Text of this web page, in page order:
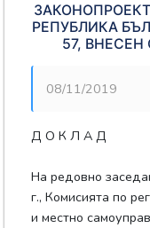
РЕПУБЛИКА
57,
08/11/2019
Д О К Л А Д
На редовно
г., Комисията по
и местно